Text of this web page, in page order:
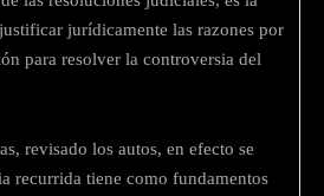
jurídicamente las razones por
para resolver la controversia del
revisado los autos, en efecto se
recurrida tiene como fundamentos